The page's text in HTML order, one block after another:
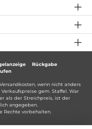
Rückgabe
Versandkosten, wenn nicht anders
gem. Staffel. War
als der Streichpreis, ist der
angegeben.
Rechte vorbehalten.